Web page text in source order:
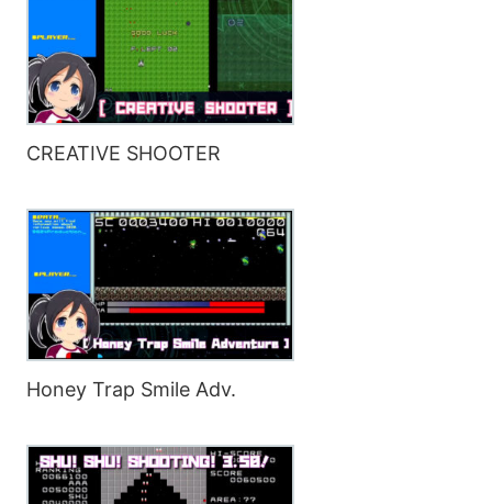
CREATIVE SHOOTER
Honey Trap Smile Adv.